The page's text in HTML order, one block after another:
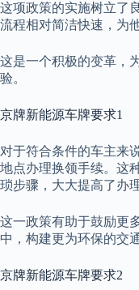
这项政策的实施树立了
流程相对简洁快速，为
这是一个积极的变革，
验。
京牌新能源车牌要求1
对于符合条件的车主来
地点办理换领手续。这
琐步骤，大大提高了办
这一政策有助于鼓励更
中，构建更为环保的交
京牌新能源车牌要求2